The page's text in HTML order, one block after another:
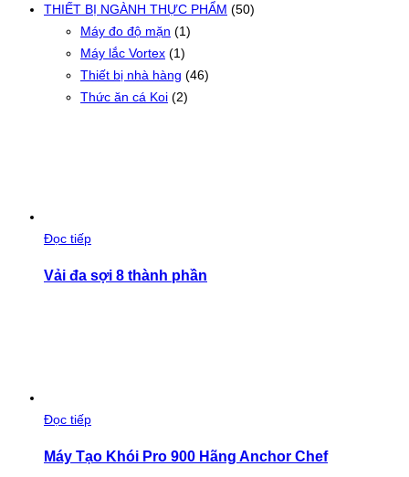
THIẾT BỊ NGÀNH THỰC PHẨM (50)
Máy đo độ mặn (1)
Máy lắc Vortex (1)
Thiết bị nhà hàng (46)
Thức ăn cá Koi (2)
Đọc tiếp
Vải đa sợi 8 thành phần
Đọc tiếp
Máy Tạo Khói Pro 900 Hãng Anchor Chef